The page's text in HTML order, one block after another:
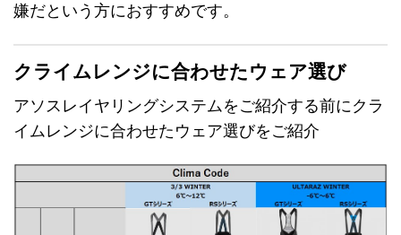
嫌だという方におすすめです。
クライムレンジに合わせたウェア選び
アソスレイヤリングシステムをご紹介する前にクラ
イムレンジに合わせたウェア選びをご紹介